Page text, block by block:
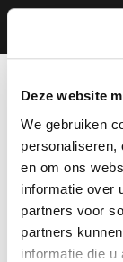
Deze website
We gebruiken
personaliseren,
en om ons
informatie over
partners voor
partners
informatie die u